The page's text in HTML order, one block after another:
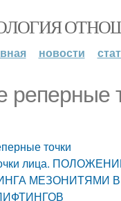
новости
реперные
точки
лица.
МЕЗОНИТЯМИ